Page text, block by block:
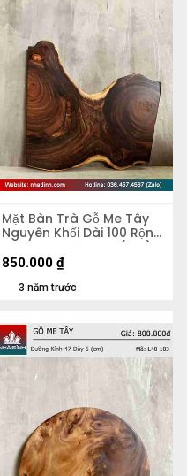
Mặt Bàn Trà Gỗ Me Tây
Nguyên Khối Dài 100 Rộng
67-44-90 Dày 2,8 (cm)
3 năm trước
850.000 ₫